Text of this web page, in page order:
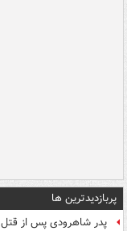
پربازدیدترین ها
پدر شاهرودی پس از